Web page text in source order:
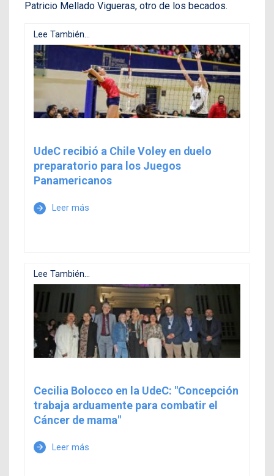
Patricio Mellado Vigueras, otro de los becados.
Lee También...
UdeC recibió a Chile Voley en duelo
preparatorio para los Juegos
Panamericanos
arrow_forward Leer más
Lee También...
Cecilia Bolocco en la UdeC: "Concepción
trabaja arduamente para combatir el
Cáncer de mama"
arrow_forward Leer más